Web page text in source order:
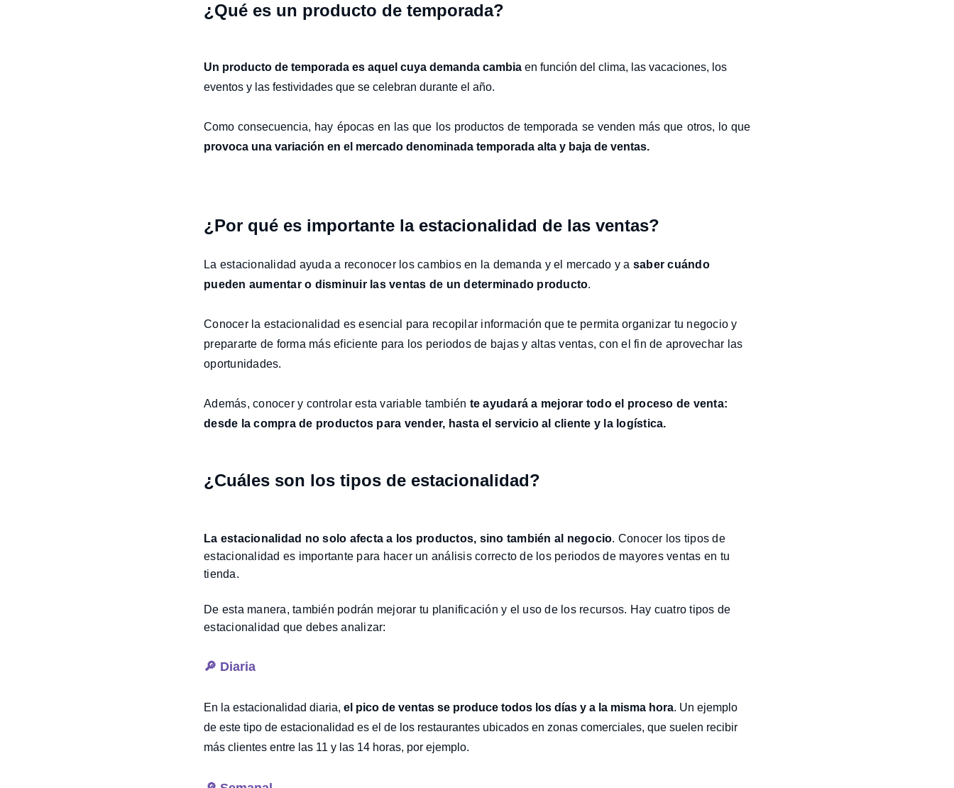
¿Qué es un producto de temporada?
Un producto de temporada es aquel cuya demanda cambia en función del clima, las vacaciones, los
eventos y las festividades que se celebran durante el año.
Como consecuencia, hay épocas en las que los productos de temporada se venden más que otros, lo que
provoca una variación en el mercado denominada temporada alta y baja de ventas.
¿Por qué es importante la estacionalidad de las ventas?
La estacionalidad ayuda a reconocer los cambios en la demanda y el mercado y a saber cuándo
pueden aumentar o disminuir las ventas de un determinado producto.
Conocer la estacionalidad es esencial para recopilar información que te permita organizar tu negocio y
prepararte de forma más eficiente para los periodos de bajas y altas ventas, con el fin de aprovechar las
oportunidades.
Además, conocer y controlar esta variable también te ayudará a mejorar todo el proceso de venta:
desde la compra de productos para vender, hasta el servicio al cliente y la logística.
¿Cuáles son los tipos de estacionalidad?
La estacionalidad no solo afecta a los productos, sino también al negocio. Conocer los tipos de
estacionalidad es importante para hacer un análisis correcto de los periodos de mayores ventas en tu
tienda.
De esta manera, también podrán mejorar tu planificación y el uso de los recursos. Hay cuatro tipos de
estacionalidad que debes analizar:
🔎 Diaria
En la estacionalidad diaria, el pico de ventas se produce todos los días y a la misma hora. Un ejemplo
de este tipo de estacionalidad es el de los restaurantes ubicados en zonas comerciales, que suelen recibir
más clientes entre las 11 y las 14 horas, por ejemplo.